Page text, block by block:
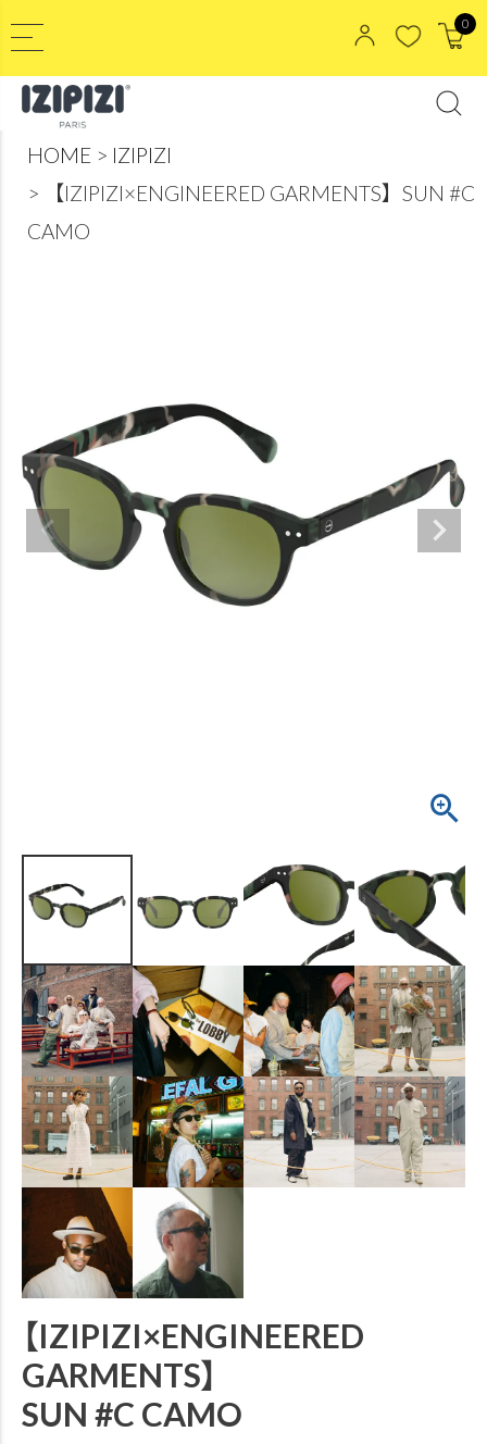
0
HOME
IZIPIZI
【IZIPIZI×ENGINEERED GARMENTS】SUN #C
CAMO
【IZIPIZI×ENGINEERED
GARMENTS】
SUN #C CAMO